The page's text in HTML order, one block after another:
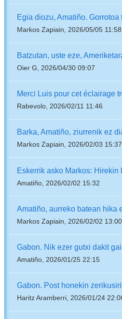
Egia diozu, Amatiño. Gorrotoa
Markos Zapiain, 2026/05/05 11:58
Batzutan, uste eze,
Oier G, 2026/04/30 09:07
Merci Luis pour cet éclairage
Rabevolo, 2026/02/11 11:46
Barka, Amatiño, ziurrenik ez
Markos Zapiain, 2026/02/03 15:37
Eskerrik asko Markos: Hirekin
Amatiño, 2026/02/02 15:32
Amatiño, aurreko batean hika
Markos Zapiain, 2026/02/02 13:00
Gabon. Nik ezer gutxi dakit
Amatiño, 2026/01/25 22:15
Gabon. Post honekin
Haritz Aramberri, 2026/01/24